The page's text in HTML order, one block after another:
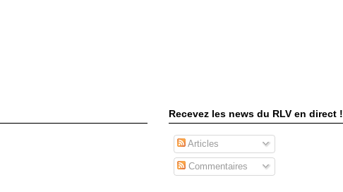
Recevez les news du RLV en direct !
Articles
Commentaires